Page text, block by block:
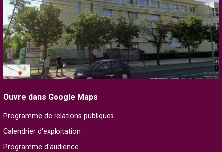
Ouvre dans Google Maps
Programme de relations publiques
Calendrier d'exploitation
Programme d'audience